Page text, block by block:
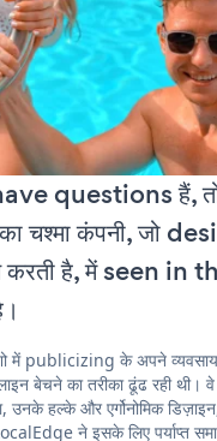
questions हैं,
चश्मा कंपनी, जो
करती है, में seen in
में publicizing के अपने
बेचने का तरीका ढूंढ रही
उनके हल्के और एर्गोनोमिक
ने इसके लिए पर्याप्त